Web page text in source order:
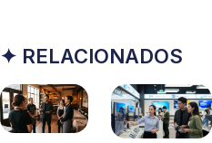
✦ RELACIONADOS